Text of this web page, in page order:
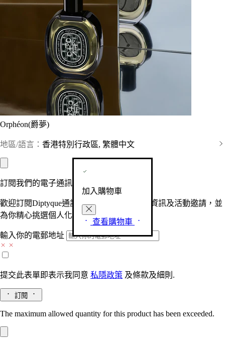
Orphéon(爵夢)
地區/語言： 香港特別行政區, 繁體中文
加入購物車
查看購物車
訂閱我們的電子通訊
歡迎訂閱Diptyque通訊，接收品牌最新產品資訊及活動邀請，並
為你精心挑選個人化的驚喜及禮物。
輸入你的電郵地址
提交此表單即表示我同意 私隱政策 及條款及細則.
訂閱
The maximum allowed quantity for this product has been exceeded.